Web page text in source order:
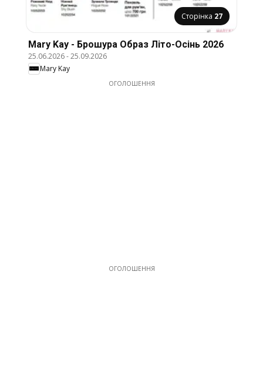
Сторінка 27
Mary Kay - Брошура Образ Літо-Осінь 2026
25.06.2026-25.09.2026
Mary Kay
ОГОЛОШЕННЯ
ОГОЛОШЕННЯ